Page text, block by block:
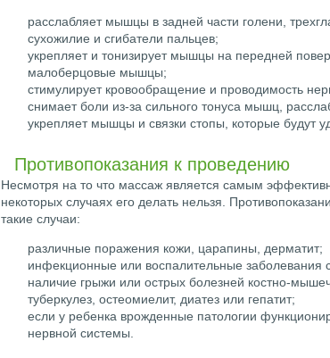
расслабляет мышцы в задней части голени,
сухожилие и сгибатели пальцев;
укрепляет и тонизирует мышцы на передней
малоберцовые мышцы;
стимулирует кровообращение и проводимость
снимает боли из-за сильного тонуса мышц,
укрепляет мышцы и связки стопы, которые будут
Противопоказания к проведению
Несмотря на то что массаж является самым
некоторых случаях его делать нельзя.
такие случаи:
различные поражения кожи, царапины, дерматит;
инфекционные или воспалительные заболевания
наличие грыжи или острых болезней костно-
туберкулез, остеомиелит, диатез или гепатит;
если у ребенка врожденные патологии
нервной системы.